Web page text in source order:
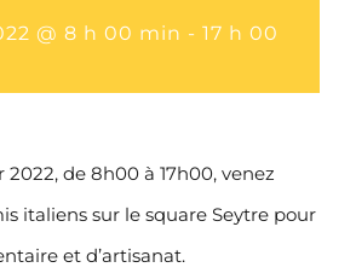
@ 8 h 00 min - 17 h 00
2022, de 8h00 à 17h00, venez
italiens sur le square Seytre pour
et d’artisanat.